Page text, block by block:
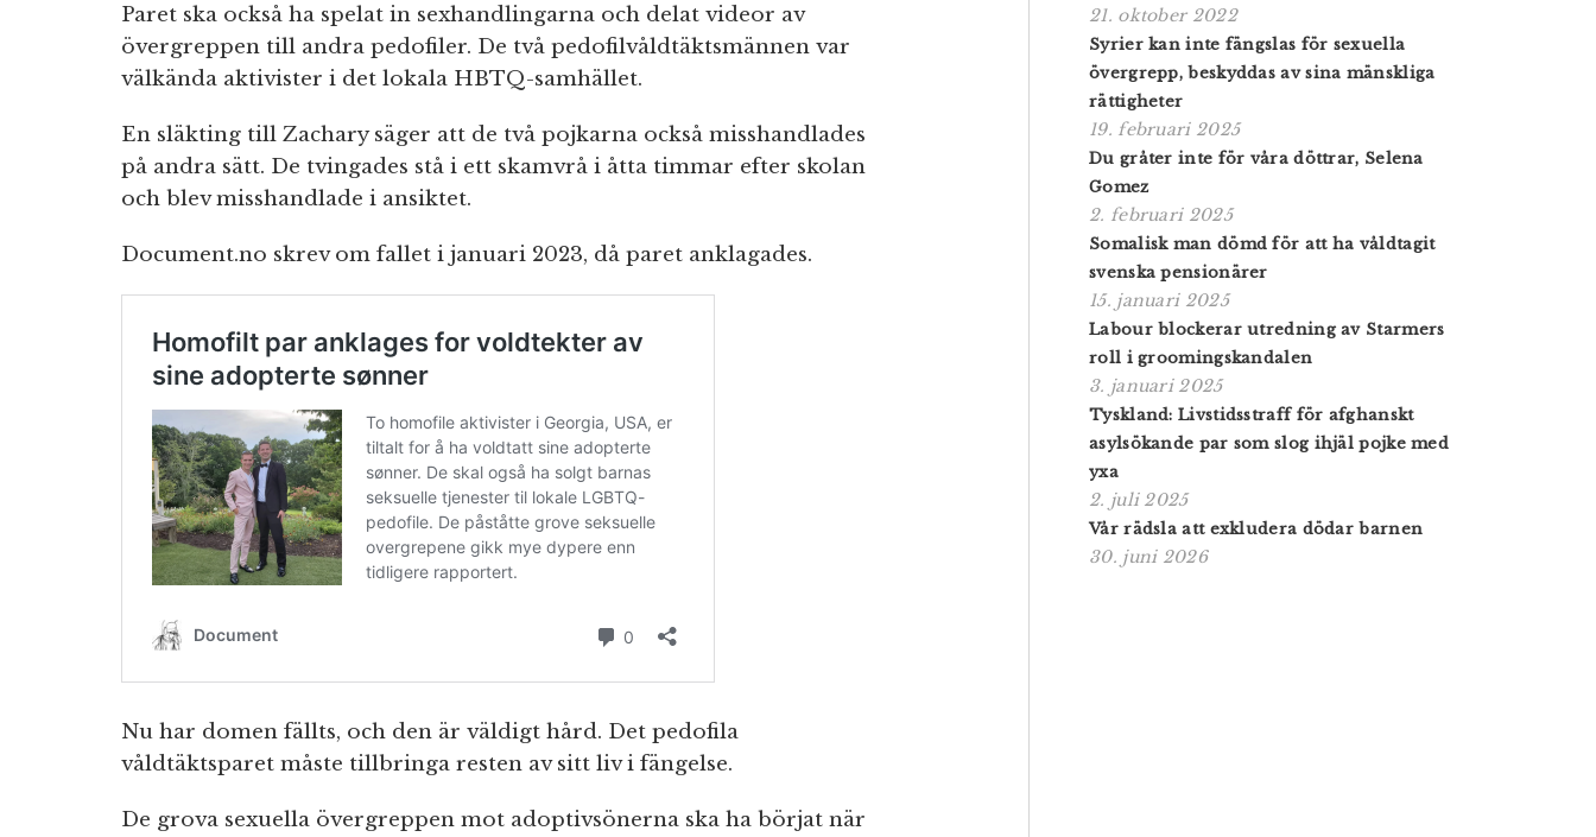
Paret ska också ha spelat in sexhandlingarna och delat videor av
övergreppen till andra pedofiler. De två pedofilvåldtäktsmännen var
välkända aktivister i det lokala HBTQ-samhället.
En släkting till Zachary säger att de två pojkarna också misshandlades
på andra sätt. De tvingades stå i ett skamvrå i åtta timmar efter skolan
och blev misshandlade i ansiktet.
Document.no skrev om fallet i januari 2023, då paret anklagades.
Nu har domen fällts, och den är väldigt hård. Det pedofila
våldtäktsparet måste tillbringa resten av sitt liv i fängelse.
De grova sexuella övergreppen mot adoptivsönerna ska ha börjat när
21. oktober 2022
Syrier kan inte fängslas för sexuella
övergrepp, beskyddas av sina mänskliga
rättigheter
19. februari 2025
Du gråter inte för våra döttrar, Selena
Gomez
2. februari 2025
Somalisk man dömd för att ha våldtagit
svenska pensionärer
15. januari 2025
Labour blockerar utredning av Starmers
roll i grooming­skandalen
3. januari 2025
Tyskland: Livstidsstraff för afghanskt
asylsökande par som slog ihjäl pojke med
yxa
2. juli 2025
Vår rädsla att exkludera dödar barnen
30. juni 2026